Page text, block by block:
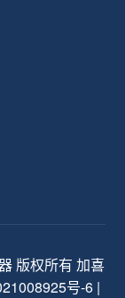
版权所有 加喜
号-6|